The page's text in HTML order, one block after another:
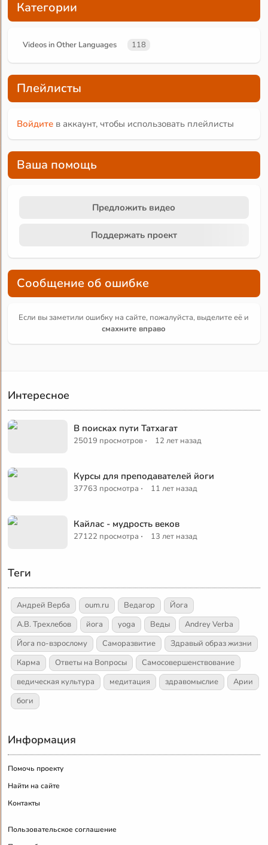
Категории
Videos in Other Languages 118
Плейлисты
Войдите в аккаунт, чтобы использовать плейлисты
Ваша помощь
Предложить видео
Поддержать проект
Сообщение об ошибке
Если вы заметили ошибку на сайте, пожалуйста, выделите её и
смахните вправо
Интересное
В поисках пути Татхагат
25019 просмотров · 12 лет назад
Курсы для преподавателей йоги
37763 просмотра · 11 лет назад
Кайлас - мудрость веков
27122 просмотра · 13 лет назад
Теги
Андрей Верба oum.ru Ведагор
Йога
А.В. Трехлебов
йога yoga Веды
Andrey Verba
Йога по-взрослому
Саморазвитие
Здравый образ жизни
Карма
Ответы на Вопросы
Самосовершенствование
ведическая культура
медитация здравомыслие
Арии
боги
Информация
Помочь проекту
Найти на сайте
Контакты
Пользовательское соглашение